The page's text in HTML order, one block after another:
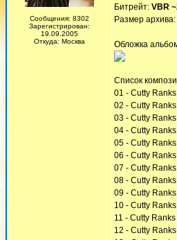
Сообщения: 8302
Зарегистрирован:
19.09.2005
Откуда: Москва
Битрейт: VBR
Размер архива:
Обложка
Список
01 - Cutty
02 - Cutty
03 - Cutty
04 - Cutty
05 - Cutty
06 - Cutty
07 - Cutty
08 - Cutty
09 - Cutty
10 - Cutty
11 - Cutty
12 - Cutty